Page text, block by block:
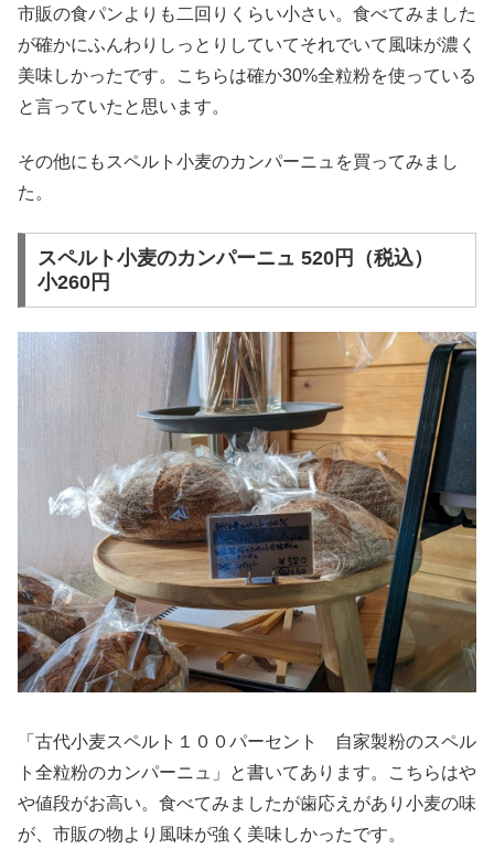
市販の食パンよりも二回りくらい小さい。食べてみました
が確かにふんわりしっとりしていてそれでいて風味が濃く
美味しかったです。こちらは確か30%全粒粉を使っている
と言っていたと思います。
その他にもスペルト小麦のカンパーニュを買ってみまし
た。
スペルト小麦のカンパーニュ 520円（税込）
小260円
「古代小麦スペルト１００パーセント 自家製粉のスペル
ト全粒粉のカンパーニュ」と書いてあります。こちらはや
や値段がお高い。食べてみましたが歯応えがあり小麦の味
が、市販の物より風味が強く美味しかったです。